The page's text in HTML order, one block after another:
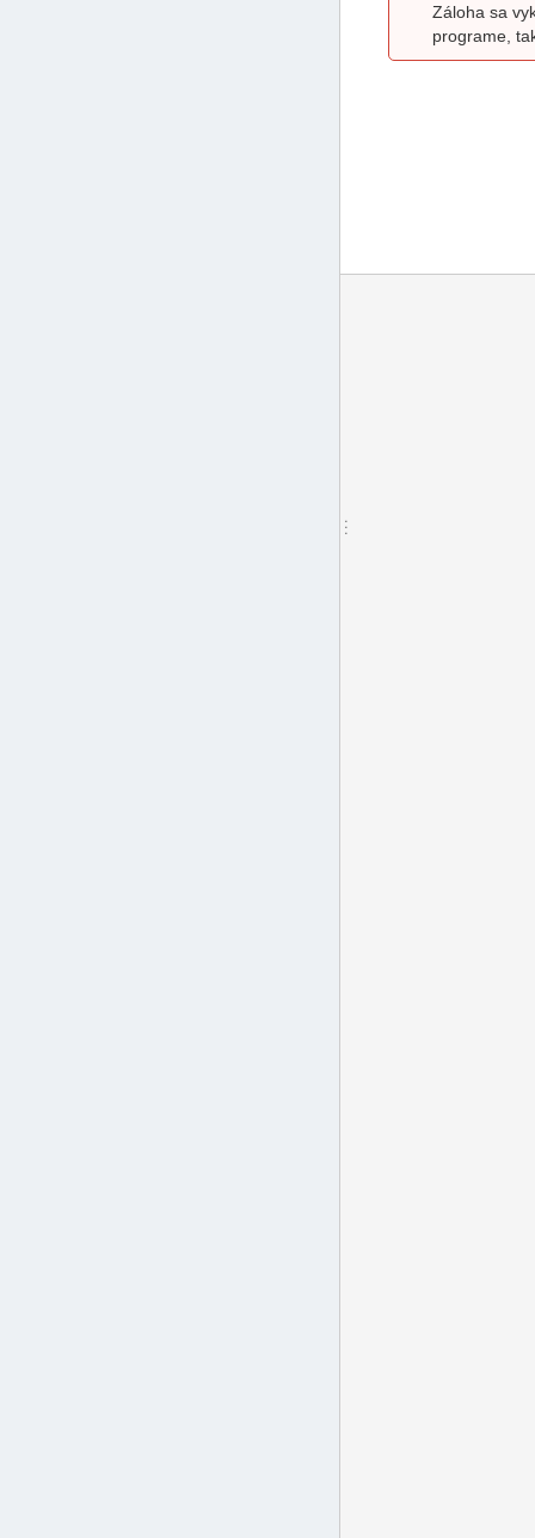
Záloha sa
programe,